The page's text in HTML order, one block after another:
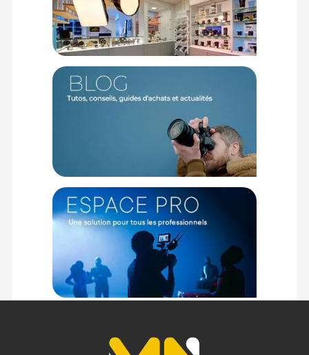
Ergonomie magnétique et praticité sur le terrain
Pensé pour les tournages dynamiques où chaque seconde
compte, ce filtre bénéficie d'une conception magnétique
unique qui fluidifie considérablement l'ergonomie de travail.
Il se clipse et se retire en un clin d'œil de l'objectif principal,
vous évitant de rater l'action ou de perdre du temps avec des
systèmes de vissage fastidieux. De plus, sa finesse lui
permet d'être rangé directement dans les logements
intégrés de la coque de protection officielle, garantissant un
transport sécurisé aux côtés de votre objectif grand-angle.
Caractéristiques du filtre Black Mist Insta360 Luna
Fonction optique : Adoucissement des hautes lumières
agressives
Rendu visuel : Diffusion des contrastes et réduction de la
netteté pour un effet cinématographique doux
Système de fixation : Design magnétique pour une fixation
Compatibilité écosystème : Rangement compatible avec la
coque de protection de la série Luna
Offre valable jusqu'au 07-08-2026 inclus.